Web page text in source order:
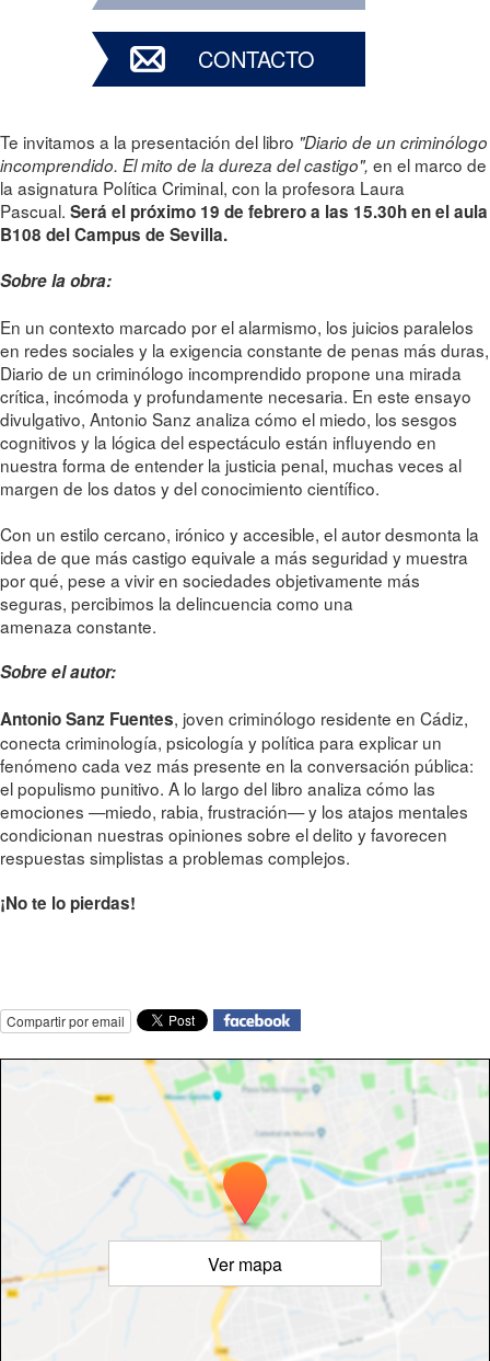
CONTACTO
Te invitamos a la presentación del libro "Diario de un criminólogo
incomprendido. El mito de la dureza del castigo", en el marco de
la asignatura Política Criminal, con la profesora Laura
Pascual. Será el próximo 19 de febrero a las 15.30h en el aula
B108 del Campus de Sevilla.
Sobre la obra:
En un contexto marcado por el alarmismo, los juicios paralelos
en redes sociales y la exigencia constante de penas más duras,
Diario de un criminólogo incomprendido propone una mirada
crítica, incómoda y profundamente necesaria. En este ensayo
divulgativo, Antonio Sanz analiza cómo el miedo, los sesgos
cognitivos y la lógica del espectáculo están influyendo en
nuestra forma de entender la justicia penal, muchas veces al
margen de los datos y del conocimiento científico.
Con un estilo cercano, irónico y accesible, el autor desmonta la
idea de que más castigo equivale a más seguridad y muestra
por qué, pese a vivir en sociedades objetivamente más
seguras, percibimos la delincuencia como una
amenaza constante.
Sobre el autor:
Antonio Sanz Fuentes, joven criminólogo residente en Cádiz,
conecta criminología, psicología y política para explicar un
fenómeno cada vez más presente en la conversación pública:
el populismo punitivo. A lo largo del libro analiza cómo las
emociones —miedo, rabia, frustración— y los atajos mentales
condicionan nuestras opiniones sobre el delito y favorecen
respuestas simplistas a problemas complejos.
¡No te lo pierdas!
Compartir por email
Ver mapa